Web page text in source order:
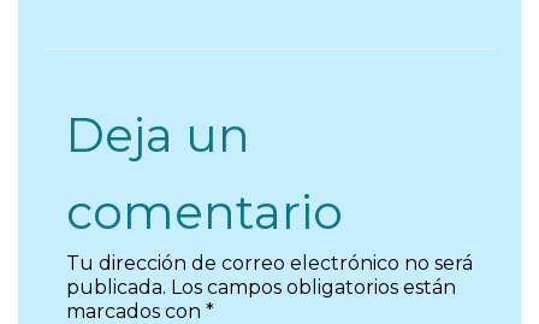
Deja un
comentario
Tu dirección de correo electrónico no será
publicada. Los campos obligatorios están
marcados con *